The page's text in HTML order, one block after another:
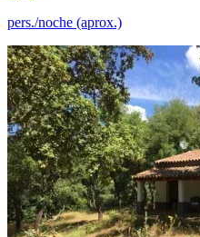
pers./noche (aprox.)